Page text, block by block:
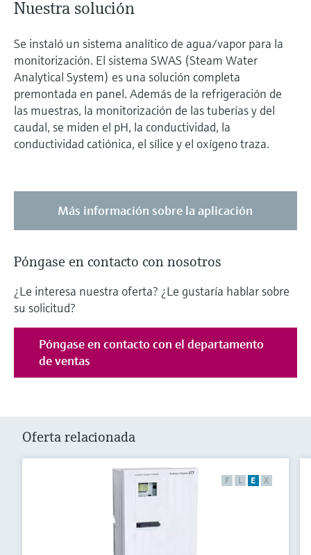
Nuestra solución
Se instaló un sistema analítico de agua/vapor para la
monitorización. El sistema SWAS (Steam Water
Analytical System) es una solución completa
premontada en panel. Además de la refrigeración de
las muestras, la monitorización de las tuberías y del
caudal, se miden el pH, la conductividad, la
conductividad catiónica, el sílice y el oxígeno traza.
Más información sobre la aplicación
Póngase en contacto con nosotros
¿Le interesa nuestra oferta? ¿Le gustaría hablar sobre
su solicitud?
Póngase en contacto con el departamento
de ventas
Oferta relacionada
F L E X